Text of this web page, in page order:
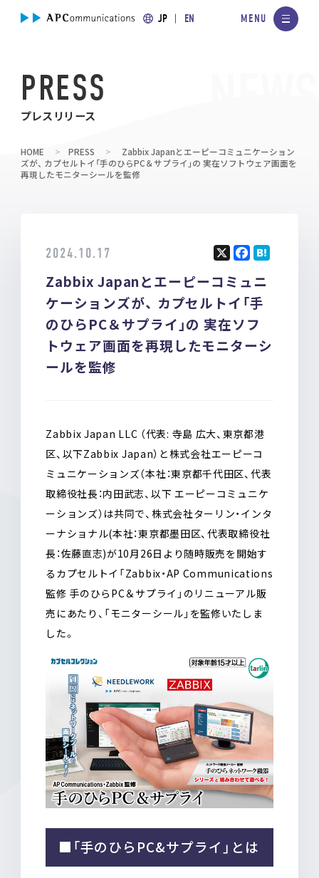
JP EN
PRESS
プレスリリース
HOME PRESS
Zabbix Japanとエーピーコミュニケーション
ズが、 カプセルトイ「手のひらPC＆サプライ」の 実在ソフトウェア画面を
再現したモニターシールを監修
2024.10.17
Zabbix Japanとエーピーコミュニ
ケーションズが、 カプセルトイ「手
のひらPC＆サプライ」の 実在ソフ
トウェア画面を再現したモニターシ
ールを監修
a
ce
b
o
o
at
e
n
a
Zabbix Japan LLC （代表: 寺島 広大、東京都港
区、以下Zabbix Japan）と株式会社エーピーコ
ミュニケーションズ（本社：東京都千代田区、代表
取締役社長：内田武志、以下 エーピーコミュニケ
ーションズ）は共同で、株式会社ターリン・インタ
ーナショナル(本社：東京都墨田区、代表取締役社
長：佐藤直志)が10月26日より随時販売を開始す
るカプセルトイ「Zabbix・AP Communications
監修 手のひらPC＆サプライ」のリニューアル販
売にあたり、「モニターシール」を監修いたしま
した。
■「手のひらPC&サプライ」とは